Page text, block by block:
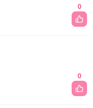
0
0